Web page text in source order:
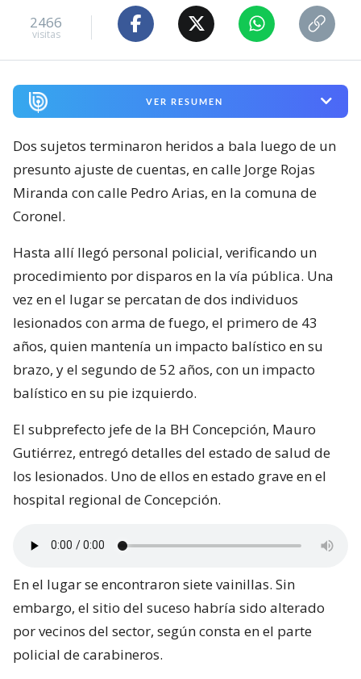
2466
visitas
VER RESUMEN
Dos sujetos terminaron heridos a bala luego de un
presunto ajuste de cuentas, en calle Jorge Rojas
Miranda con calle Pedro Arias, en la comuna de
Coronel.
Hasta allí llegó personal policial, verificando un
procedimiento por disparos en la vía pública. Una
vez en el lugar se percatan de dos individuos
lesionados con arma de fuego, el primero de 43
años, quien mantenía un impacto balístico en su
brazo, y el segundo de 52 años, con un impacto
balístico en su pie izquierdo.
El subprefecto jefe de la BH Concepción, Mauro
Gutiérrez, entregó detalles del estado de salud de
los lesionados. Uno de ellos en estado grave en el
hospital regional de Concepción.
En el lugar se encontraron siete vainillas. Sin
embargo, el sitio del suceso habría sido alterado
por vecinos del sector, según consta en el parte
policial de carabineros.